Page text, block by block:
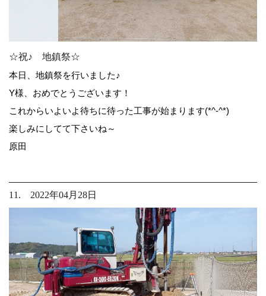
☆祝♪ 地鎮祭☆
本日、地鎮祭を行いました♪
Y様、おめでとうございます！
これからいよいよ待ちに待った工事が始まります(*^-^*)
楽しみにしてて下さいね～
原田
11. 2022年04月28日